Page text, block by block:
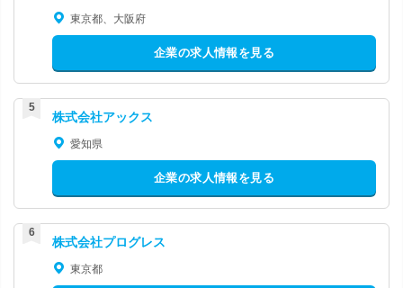
東京都、大阪府
企業の求人情報を見る
株式会社アックス
愛知県
企業の求人情報を見る
株式会社プログレス
東京都